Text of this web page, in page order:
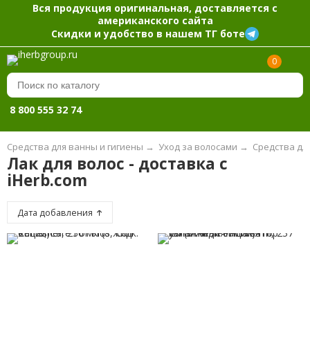
Вся продукция оригинальная, доставляется с
американского сайта
Скидки и удобство в нашем ТГ боте
0
8 800 555 32 74
Средства для ванны и гигиены → Уход за волосами → Средства
Лак для волос - доставка с
iHerb.com
Дата добавления